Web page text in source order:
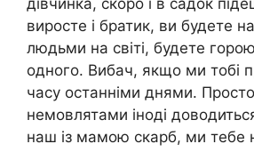
виросте і братик, ви будете
людьми на світі, будете
одного. Вибач, якщо ми тобі
часу останніми днями.
немовлятами іноді
наш із мамою скарб, ми тебе